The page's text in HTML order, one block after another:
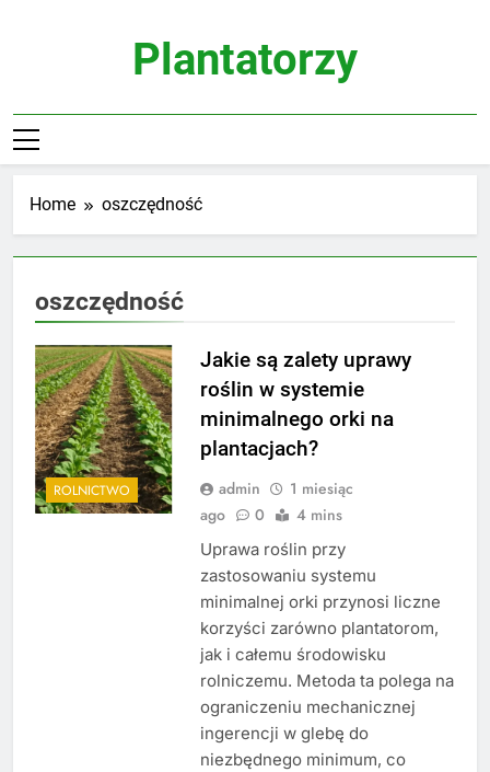
Plantatorzy
Home oszczędność
oszczędność
ROLNICTWO
Jakie są zalety uprawy
roślin w systemie
minimalnego orki na
plantacjach?
admin
1 miesiąc
ago
0 4 mins
Uprawa roślin przy
zastosowaniu systemu
minimalnej orki przynosi liczne
korzyści zarówno plantatorom,
jak i całemu środowisku
rolniczemu. Metoda ta polega na
ograniczeniu mechanicznej
ingerencji w glebę do
niezbędnego minimum, co